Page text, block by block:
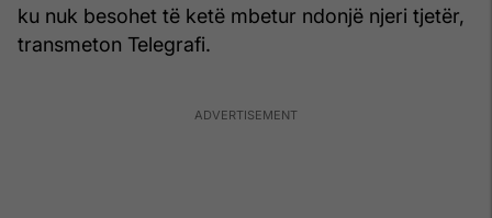
ku nuk besohet të ketë mbetur ndonjë njeri tjetër,
transmeton Telegrafi.